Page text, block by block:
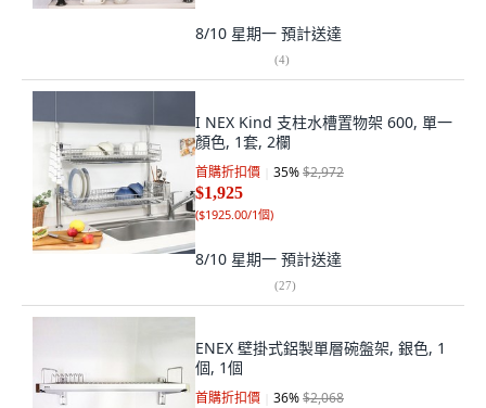
8/10 星期一 預計送達
(4)
I NEX Kind 支柱水槽置物架 600, 單一
顏色, 1套, 2欄
首購折扣價 35%$2,972
$1,925
($1925.00/1個)
8/10 星期一 預計送達
(27)
ENEX 壁掛式鋁製單層碗盤架, 銀色, 1
個, 1個
首購折扣價 36%$2,068